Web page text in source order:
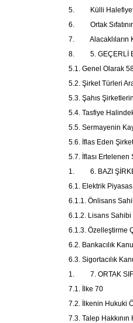
5. Külli Halefiyet
6. Ortak Sıfatının
7. Alacaklıların
8. 5. GEÇERLİ
5.1. Genel Olarak
5.2. Şirket Türleri
5.3. Şahıs
5.4. Tasfiye
5.5. Sermayenin
5.6. İflas Eden
5.7. İflası Ertelenen
1. 6. BAZI
6.1. Elektrik
6.1.1. Önlisans
6.1.2. Lisans Sahibi
6.1.3. Özelleştirme
6.2. Bankacılık
6.3. Sigortacılık
1. 7. ORTAK
7.1. İlke 70
7.2. İlkenin Hukuki
7.3. Talep